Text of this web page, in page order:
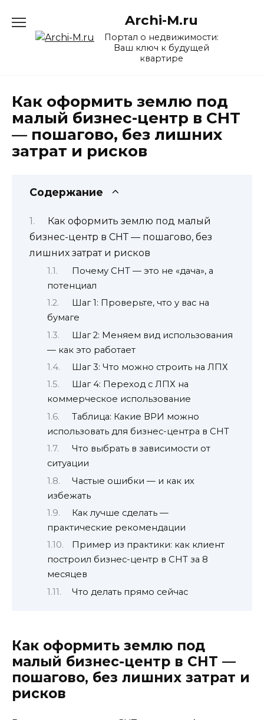
содержанию
Archi-M.ru
Портал о недвижимости:
Ваш ключ к будущей
квартире
Как оформить землю под
малый бизнес-центр в СНТ
— пошагово, без лишних
затрат и рисков
Содержание
Как оформить землю под малый
бизнес-центр в СНТ — пошагово, без
лишних затрат и рисков
Почему СНТ — это не «дача», а
потенциал
Шаг 1: Проверьте, что у вас на
бумаге
Шаг 2: Меняем вид использования
— как это работает
Шаг 3: Что можно строить на ЛПХ
Шаг 4: Переход с ЛПХ на
коммерческое использование
Таблица: Какие ВРИ можно
использовать для бизнес-центра в СНТ
Что выбрать в зависимости от
ситуации
Частые ошибки — и как их
избежать
Как лучше сделать —
практические рекомендации
Пример из практики: как клиент
построил бизнес-центр в СНТ за 8
месяцев
Что делать прямо сейчас
Как оформить землю под
малый бизнес-центр в СНТ —
пошагово, без лишних затрат и
рисков